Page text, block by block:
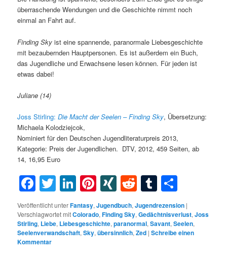
überraschende Wendungen und die Geschichte nimmt noch
einmal an Fahrt auf.
Finding Sky ist eine spannende, paranormale Liebesgeschichte
mit bezaubernden Hauptpersonen. Es ist außerdem ein Buch,
das Jugendliche und Erwachsene lesen können. Für jeden ist
etwas dabei!
Juliane (14)
Joss Stirling:Die Macht der Seelen – Finding Sky, Übersetzung:
Michaela Kolodziejcok,
Nominiert für den Deutschen Jugendliteraturpreis 2013,
Kategorie: Preis der Jugendlichen. DTV, 2012, 459 Seiten, ab
14, 16,95 Euro
Facebook
Twitter
LinkedIn
Pinterest
XINGRedditTumblr
Veröffentlicht unterFantasy,Jugendbuch,Jugendrezension |
Verschlagwortet mitColorado,Finding Sky,Gedächtnisverlust,Joss
Stirling, Liebe, Liebesgeschichte,paranormal,Savant,Seelen,
Seelenverwandschaft,Sky,übersinnlich,Zed |Schreibe einen
Kommentar